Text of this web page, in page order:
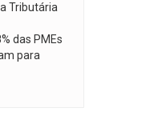
Tributária
das PMEs
para